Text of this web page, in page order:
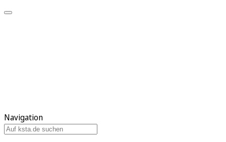
Navigation